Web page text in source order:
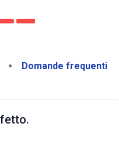
Domande frequenti